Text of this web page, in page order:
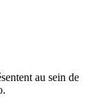
au sein de